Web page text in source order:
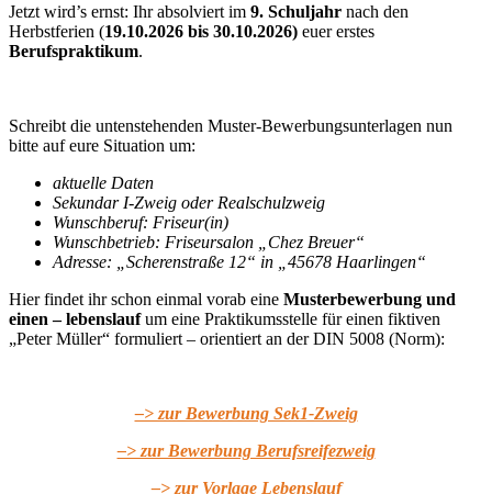
Jetzt wird’s ernst: Ihr absolviert im 9. Schuljahr nach den
Herbstferien (19.10.2026 bis 30.10.2026) euer erstes
Berufspraktikum.
Schreibt die untenstehenden Muster-Bewerbungsunterlagen nun
bitte auf eure Situation um:
aktuelle Daten
Sekundar I-Zweig oder Realschulzweig
Wunschberuf: Friseur(in)
Wunschbetrieb: Friseursalon „Chez Breuer“
Adresse: „Scherenstraße 12“ in „45678 Haarlingen“
Hier findet ihr schon einmal vorab eine Musterbewerbung und
einen – lebenslaufum eine Praktikumsstelle für einen fiktiven
„Peter Müller“ formuliert – orientiert an der DIN 5008 (Norm):
–> zur Bewerbung Sek1-Zweig
–> zur Bewerbung Berufsreifezweig
–> zur Vorlage Lebenslauf